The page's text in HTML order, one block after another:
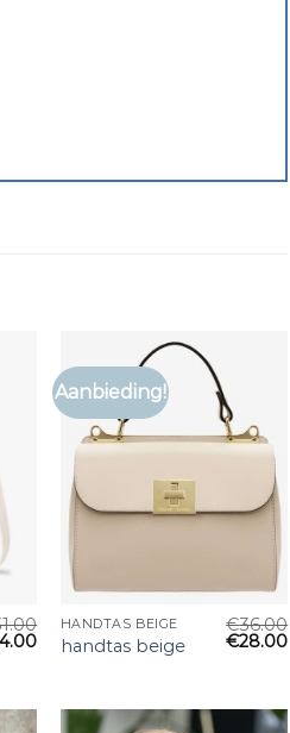
Aanbieding!
HANDTAS BEIGE
handtas beige
€36.00
€28.00